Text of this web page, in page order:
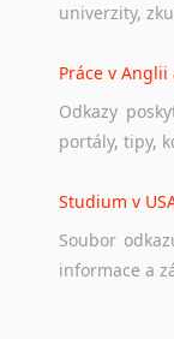
univerzity,
Práce v Anglii
Odkazy
portály, tipy,
Studium v
Soubor
informace a